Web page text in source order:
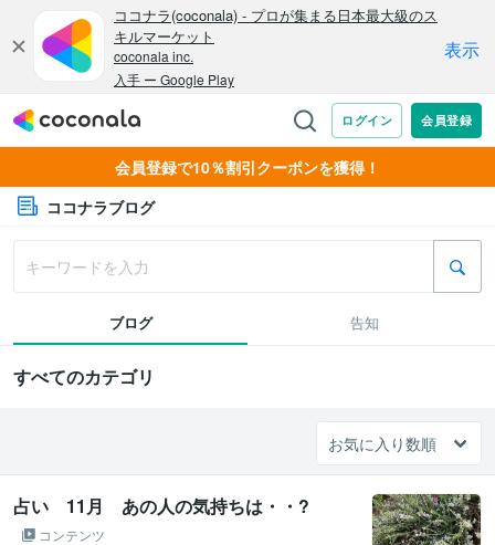
会員登録で10％割引クーポンを獲得！
ココナラブログ
ブログ 告知
すべてのカテゴリ
占い 11月 あの人の気持ちは・・?
コンテンツ